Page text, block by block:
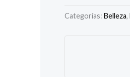
Categorías: Belleza,